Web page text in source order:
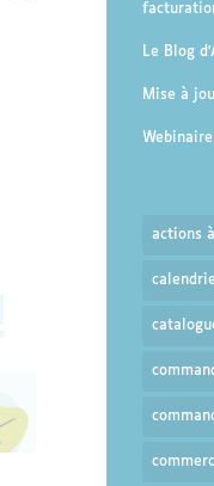
Le Blog
Mise à
Webinaire
actions